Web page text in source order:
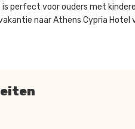
perfect voor ouders met
naar Athens Cypria Hotel